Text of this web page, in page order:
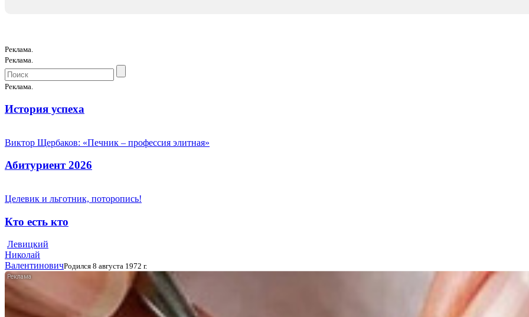
Реклама.
Реклама.
Реклама.
История успеха
Виктор Щербаков: «Печник – профессия элитная»
Абитуриент 2026
Целевик и льготник, поторопись!
Кто есть кто
Левицкий
Николай
ВалентиновичРодился 8 августа 1972 г.